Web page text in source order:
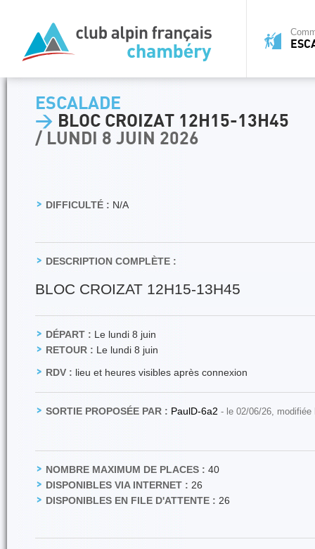
ESCALADE
> BLOC CROIZAT 12H15-13H45
/ LUNDI 8 JUIN 2026
DIFFICULTÉ : N/A
DESCRIPTION COMPLÈTE :
BLOC CROIZAT 12H15-13H45
DÉPART : Le lundi 8 juin
RETOUR : Le lundi 8 juin
RDV : lieu et heures visibles après connexion
SORTIE PROPOSÉE PAR : PaulD-6a2 - le 02/06/26, modifiée
NOMBRE MAXIMUM DE PLACES : 40
DISPONIBLES VIA INTERNET : 26
DISPONIBLES EN FILE D'ATTENTE : 26